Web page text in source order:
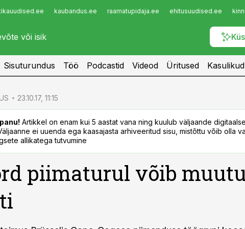
kaubandus.ee raamatupidaja.ee ehitusuudised.ee
Infopank
Sisuturundus Töö Podcastid Videod Üritused
23.10.17, 11:15
Artikkel on enam kui 5 aastat vana ning kuulub väljaande
ei uuenda ega kaasajasta arhiveeritud sisu, mistõttu võib olla
allikatega tutvumine
piimaturul võib